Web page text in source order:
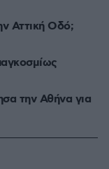
Αττική Οδό;
την Αθήνα για